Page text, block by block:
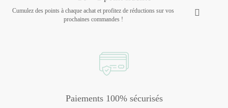
Cumulez des points à chaque achat et profitez de réductions sur vos
prochaines commandes !
Paiements 100% sécurisés